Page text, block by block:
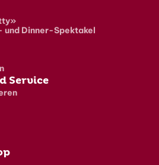
und Dinner-Spektakel
Service